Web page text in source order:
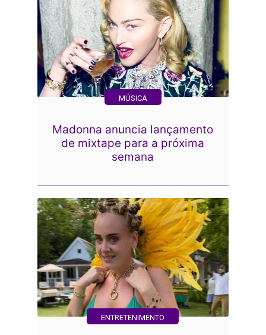
MÚSICA
Madonna anuncia lançamento
de mixtape para a próxima
semana
ENTRETENIMENTO